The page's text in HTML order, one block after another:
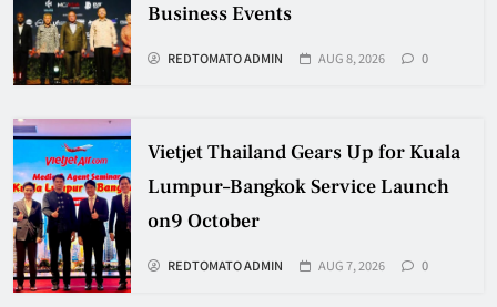
Business Events
REDTOMATO ADMIN AUG 8, 2026 0
Vietjet Thailand Gears Up for Kuala
Lumpur–Bangkok Service Launch
on9 October
REDTOMATO ADMIN AUG 7, 2026 0